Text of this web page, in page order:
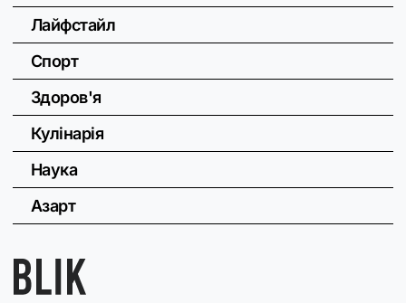
Лайфстайл
Спорт
Здоров'я
Кулінарія
Наука
Азарт